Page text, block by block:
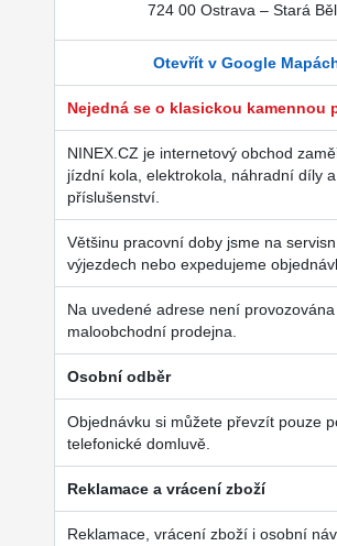
724 00 Ostrava – Stará
Otevřít v Google
Nejedná se o klasickou kamennou
NINEX.CZ je internetový obchod
jízdní kola, elektrokola, náhradní díly
příslušenství.
Většinu pracovní doby jsme na
výjezdech nebo expedujeme
Na uvedené adrese není
maloobchodní prodejna.
Osobní odběr
Objednávku si můžete převzít pouze
telefonické domluvě.
Reklamace a vrácení zboží
Reklamace, vrácení zboží i osobní